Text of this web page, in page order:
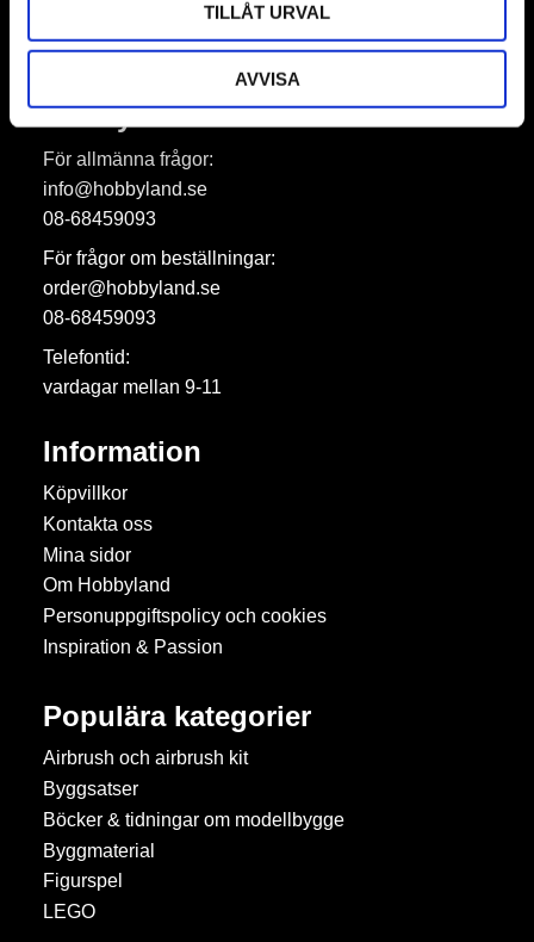
TILLÅT URVAL
AVVISA
Hobbyland AB
För allmänna frågor:
info@hobbyland.se
08-68459093
För frågor om beställningar:
order@hobbyland.se
08-68459093
Telefontid:
vardagar mellan 9-11
Information
Köpvillkor
Kontakta oss
Mina sidor
Om Hobbyland
Personuppgiftspolicy och cookies
Inspiration & Passion
Populära kategorier
Airbrush och airbrush kit
Byggsatser
Böcker & tidningar om modellbygge
Byggmaterial
Figurspel
LEGO